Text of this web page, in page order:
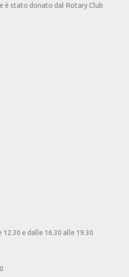
è stato donato dal Rotary Club
e dalle 16.30 alle 19.30